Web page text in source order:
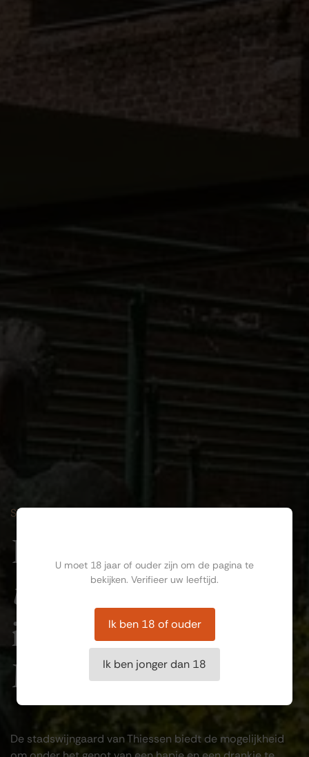
STADSWIJNGAARD
Een
unieke plek
in hartje
Maastricht
De stadswijngaard van Thiessen biedt de mogelijkheid
U moet 18 jaar of ouder zijn om de pagina te
bekijken. Verifieer uw leeftijd.
Ik ben 18 of ouder
Ik ben jonger dan 18